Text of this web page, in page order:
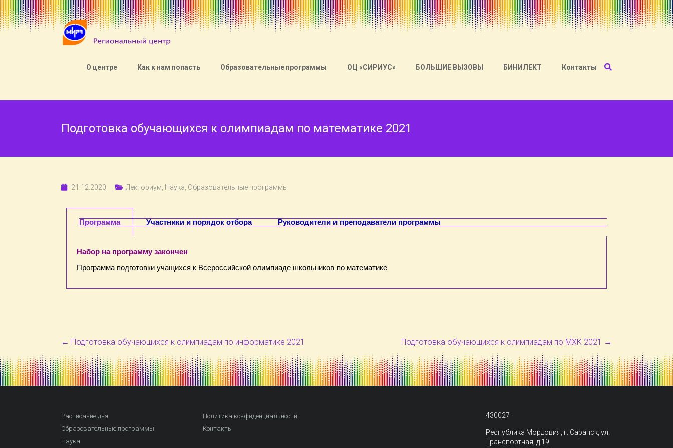
О центре Как к нам попасть Образовательные программы ОЦ «СИРИУС» БОЛЬШИЕ ВЫЗОВЫ БИНИЛЕКТ Контакты
Подготовка обучающихся к олимпиадам по математике 2021
21.12.2020 Лекториум Наука Образовательные программы
Программа Участники и порядок отбора Руководители и преподаватели программы
Набор на программу закончен
Программа подготовки учащихся к Всероссийской олимпиаде школьников по математике
← Подготовка обучающихся к олимпиадам по информатике 2021 Подготовка обучающихся к олимпиадам по МХК 2021 →
Расписание дня
Образовательные программы
Наука
Политика конфиденциальности
Контакты
430027
Республика Мордовия, г. Саранск, ул.
Транспортная, д.19.